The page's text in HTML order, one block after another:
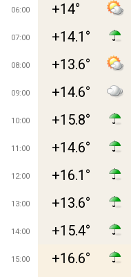
06:00 +14°
07:00 +14.1°
08:00 +13.6°
09:00 +14.6°
10:00 +15.8°
11:00 +14.6°
12:00 +16.1°
13:00 +13.6°
14:00 +15.4°
15:00 +16.6°